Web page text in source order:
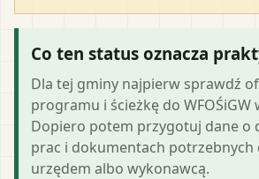
Co ten status oznacza
Dla tej gminy najpierw sprawdź
programu i ścieżkę do WFOŚiGW
Dopiero potem przygotuj dane o
prac i dokumentach potrzebnych
urzędem albo wykonawcą.